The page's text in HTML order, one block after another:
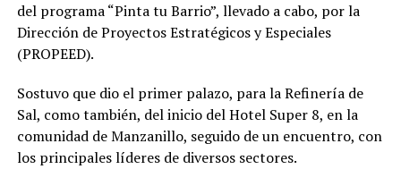
del programa “Pinta tu Barrio”, llevado a cabo, por la
Dirección de Proyectos Estratégicos y Especiales
(PROPEED).
Sostuvo que dio el primer palazo, para la Refinería de
Sal, como también, del inicio del Hotel Super 8, en la
comunidad de Manzanillo, seguido de un encuentro, con
los principales líderes de diversos sectores.